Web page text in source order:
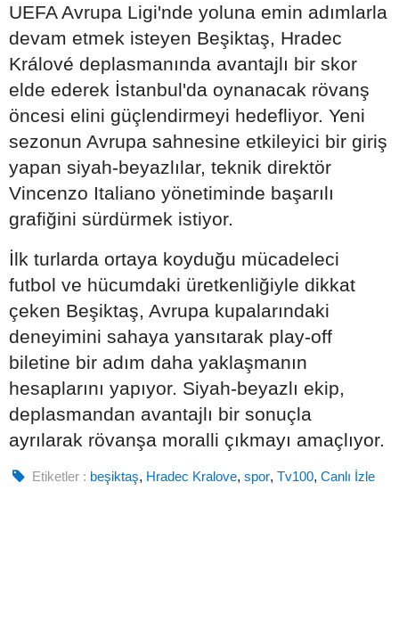
UEFA Avrupa Ligi'nde yoluna emin adımlarla
devam etmek isteyen Beşiktaş, Hradec
Králové deplasmanında avantajlı bir skor
elde ederek İstanbul'da oynanacak rövanş
öncesi elini güçlendirmeyi hedefliyor. Yeni
sezonun Avrupa sahnesine etkileyici bir giriş
yapan siyah-beyazlılar, teknik direktör
Vincenzo Italiano yönetiminde başarılı
grafiğini sürdürmek istiyor.
İlk turlarda ortaya koyduğu mücadeleci
futbol ve hücumdaki üretkenliğiyle dikkat
çeken Beşiktaş, Avrupa kupalarındaki
deneyimini sahaya yansıtarak play-off
biletine bir adım daha yaklaşmanın
hesaplarını yapıyor. Siyah-beyazlı ekip,
deplasmandan avantajlı bir sonuçla
ayrılarak rövanşa moralli çıkmayı amaçlıyor.
Etiketler : beşiktaş, Hradec Kralove,spor,Tv100,Canlı İzle